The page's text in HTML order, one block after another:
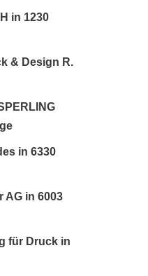
in 1230
& Design R.
in 6330
AG in 6003
für Druck in